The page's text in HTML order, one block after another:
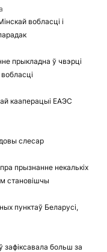
вобласці і
прыкладна ў чвэрці
кааперацыі ЕАЭС
слесар
прызнанне некалькіх
становішчы
пунктаў Беларусі,
зафіксавала больш за